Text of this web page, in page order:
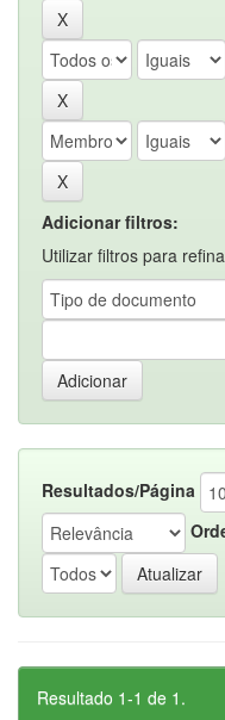
Adicionar filtros:
Utilizar filtros para
Resultados/Página
Resultado 1-1 de 1.